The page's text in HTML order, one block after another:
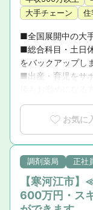
大手チェーン
住
■全国展開中の大
■総合科目・土日
をバックアップし
■出産・育児をサ
後もお勤めにな
お気に
調剤薬局 正社
【寒河江市
600万円・ス